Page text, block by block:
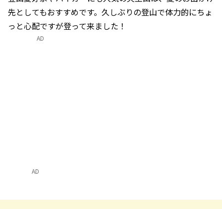
先としてもおすすめです。久しぶりの登山で体力的にちょ
っと心配ですが登って来ました！
AD
AD